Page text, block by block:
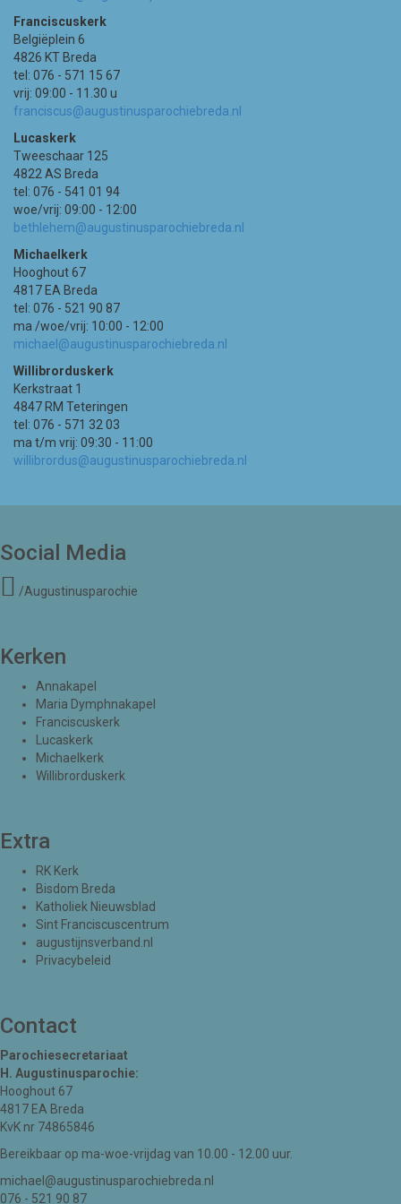
Franciscuskerk
Belgiëplein 6
4826 KT Breda
tel: 076 - 571 15 67
vrij: 09:00 - 11.30 u
franciscus@augustinusparochiebreda.nl
Lucaskerk
Tweeschaar 125
4822 AS Breda
tel: 076 - 541 01 94
woe/vrij: 09:00 - 12:00
bethlehem@augustinusparochiebreda.nl
Michaelkerk
Hooghout 67
4817 EA Breda
tel: 076 - 521 90 87
ma /woe/vrij: 10:00 - 12:00
michael@augustinusparochiebreda.nl
Willibrorduskerk
Kerkstraat 1
4847 RM Teteringen
tel: 076 - 571 32 03
ma t/m vrij: 09:30 - 11:00
willibrordus@augustinusparochiebreda.nl
Social Media
/Augustinusparochie
Kerken
Annakapel
Maria Dymphnakapel
Franciscuskerk
Lucaskerk
Michaelkerk
Willibrorduskerk
Extra
RK Kerk
Bisdom Breda
Katholiek Nieuwsblad
Sint Franciscuscentrum
augustijnsverband.nl
Privacybeleid
Contact
Parochiesecretariaat
H. Augustinusparochie:
Hooghout 67
4817 EA Breda
KvK nr 74865846
Bereikbaar op ma-woe-vrijdag van 10.00 - 12.00 uur.
michael@augustinusparochiebreda.nl
076 - 521 90 87